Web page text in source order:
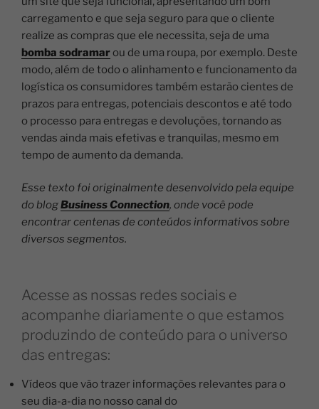
carregamento e que seja seguro para que o cliente
realize as compras que ele necessita, seja de uma
bomba sodramar ou de uma roupa, por exemplo. Deste
modo, além de todo o alinhamento e funcionamento da
logística os consumidores também estarão cientes de
prazos para entregas, potenciais descontos e até todo
o processo para entregas e devoluções, tornando as
vendas ainda mais efetivas e tranquilas, mesmo em
tempo de aumento da demanda.
Esse texto foi originalmente desenvolvido pela equipe
do blogBusiness Connection, onde você pode
encontrar centenas de conteúdos informativos sobre
diversos segmentos.
Acesse as nossas redes sociais e
acompanhe diariamente o que estamos
produzindo de conteúdo para o universo
das entregas:
Vídeos que vão trazer informações relevantes para o
seu dia-a-dia no nosso canal do